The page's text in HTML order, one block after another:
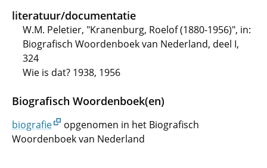
literatuur/documentatie
W.M. Peletier, "Kranenburg, Roelof (1880-1956)", in:
Biografisch Woordenboek van Nederland, deel I,
324
Wie is dat? 1938, 1956
Biografisch Woordenboek(en)
biografie
opgenomen in het Biografisch
Woordenboek van Nederland